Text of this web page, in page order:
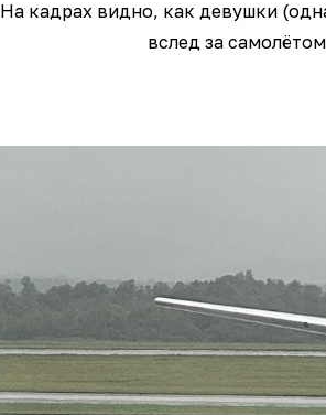
На кадрах видно, как девушки
вслед за